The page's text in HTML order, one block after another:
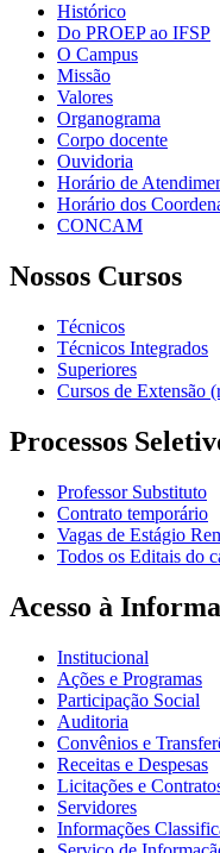
Histórico
Do PROEP ao IFSP
O Campus
Missão
Valores
Organograma
Corpo docente
Ouvidoria
Horário de
Horário dos
CONCAM
Nossos Cursos
Técnicos
Técnicos Integrados
Superiores
Cursos de Extensão
Processos
Professor Substituto
Contrato temporário
Vagas de Estágio
Todos os Editais do
Acesso à
Institucional
Ações e Programas
Participação Social
Auditoria
Convênios e
Receitas e Despesas
Licitações e
Servidores
Informações